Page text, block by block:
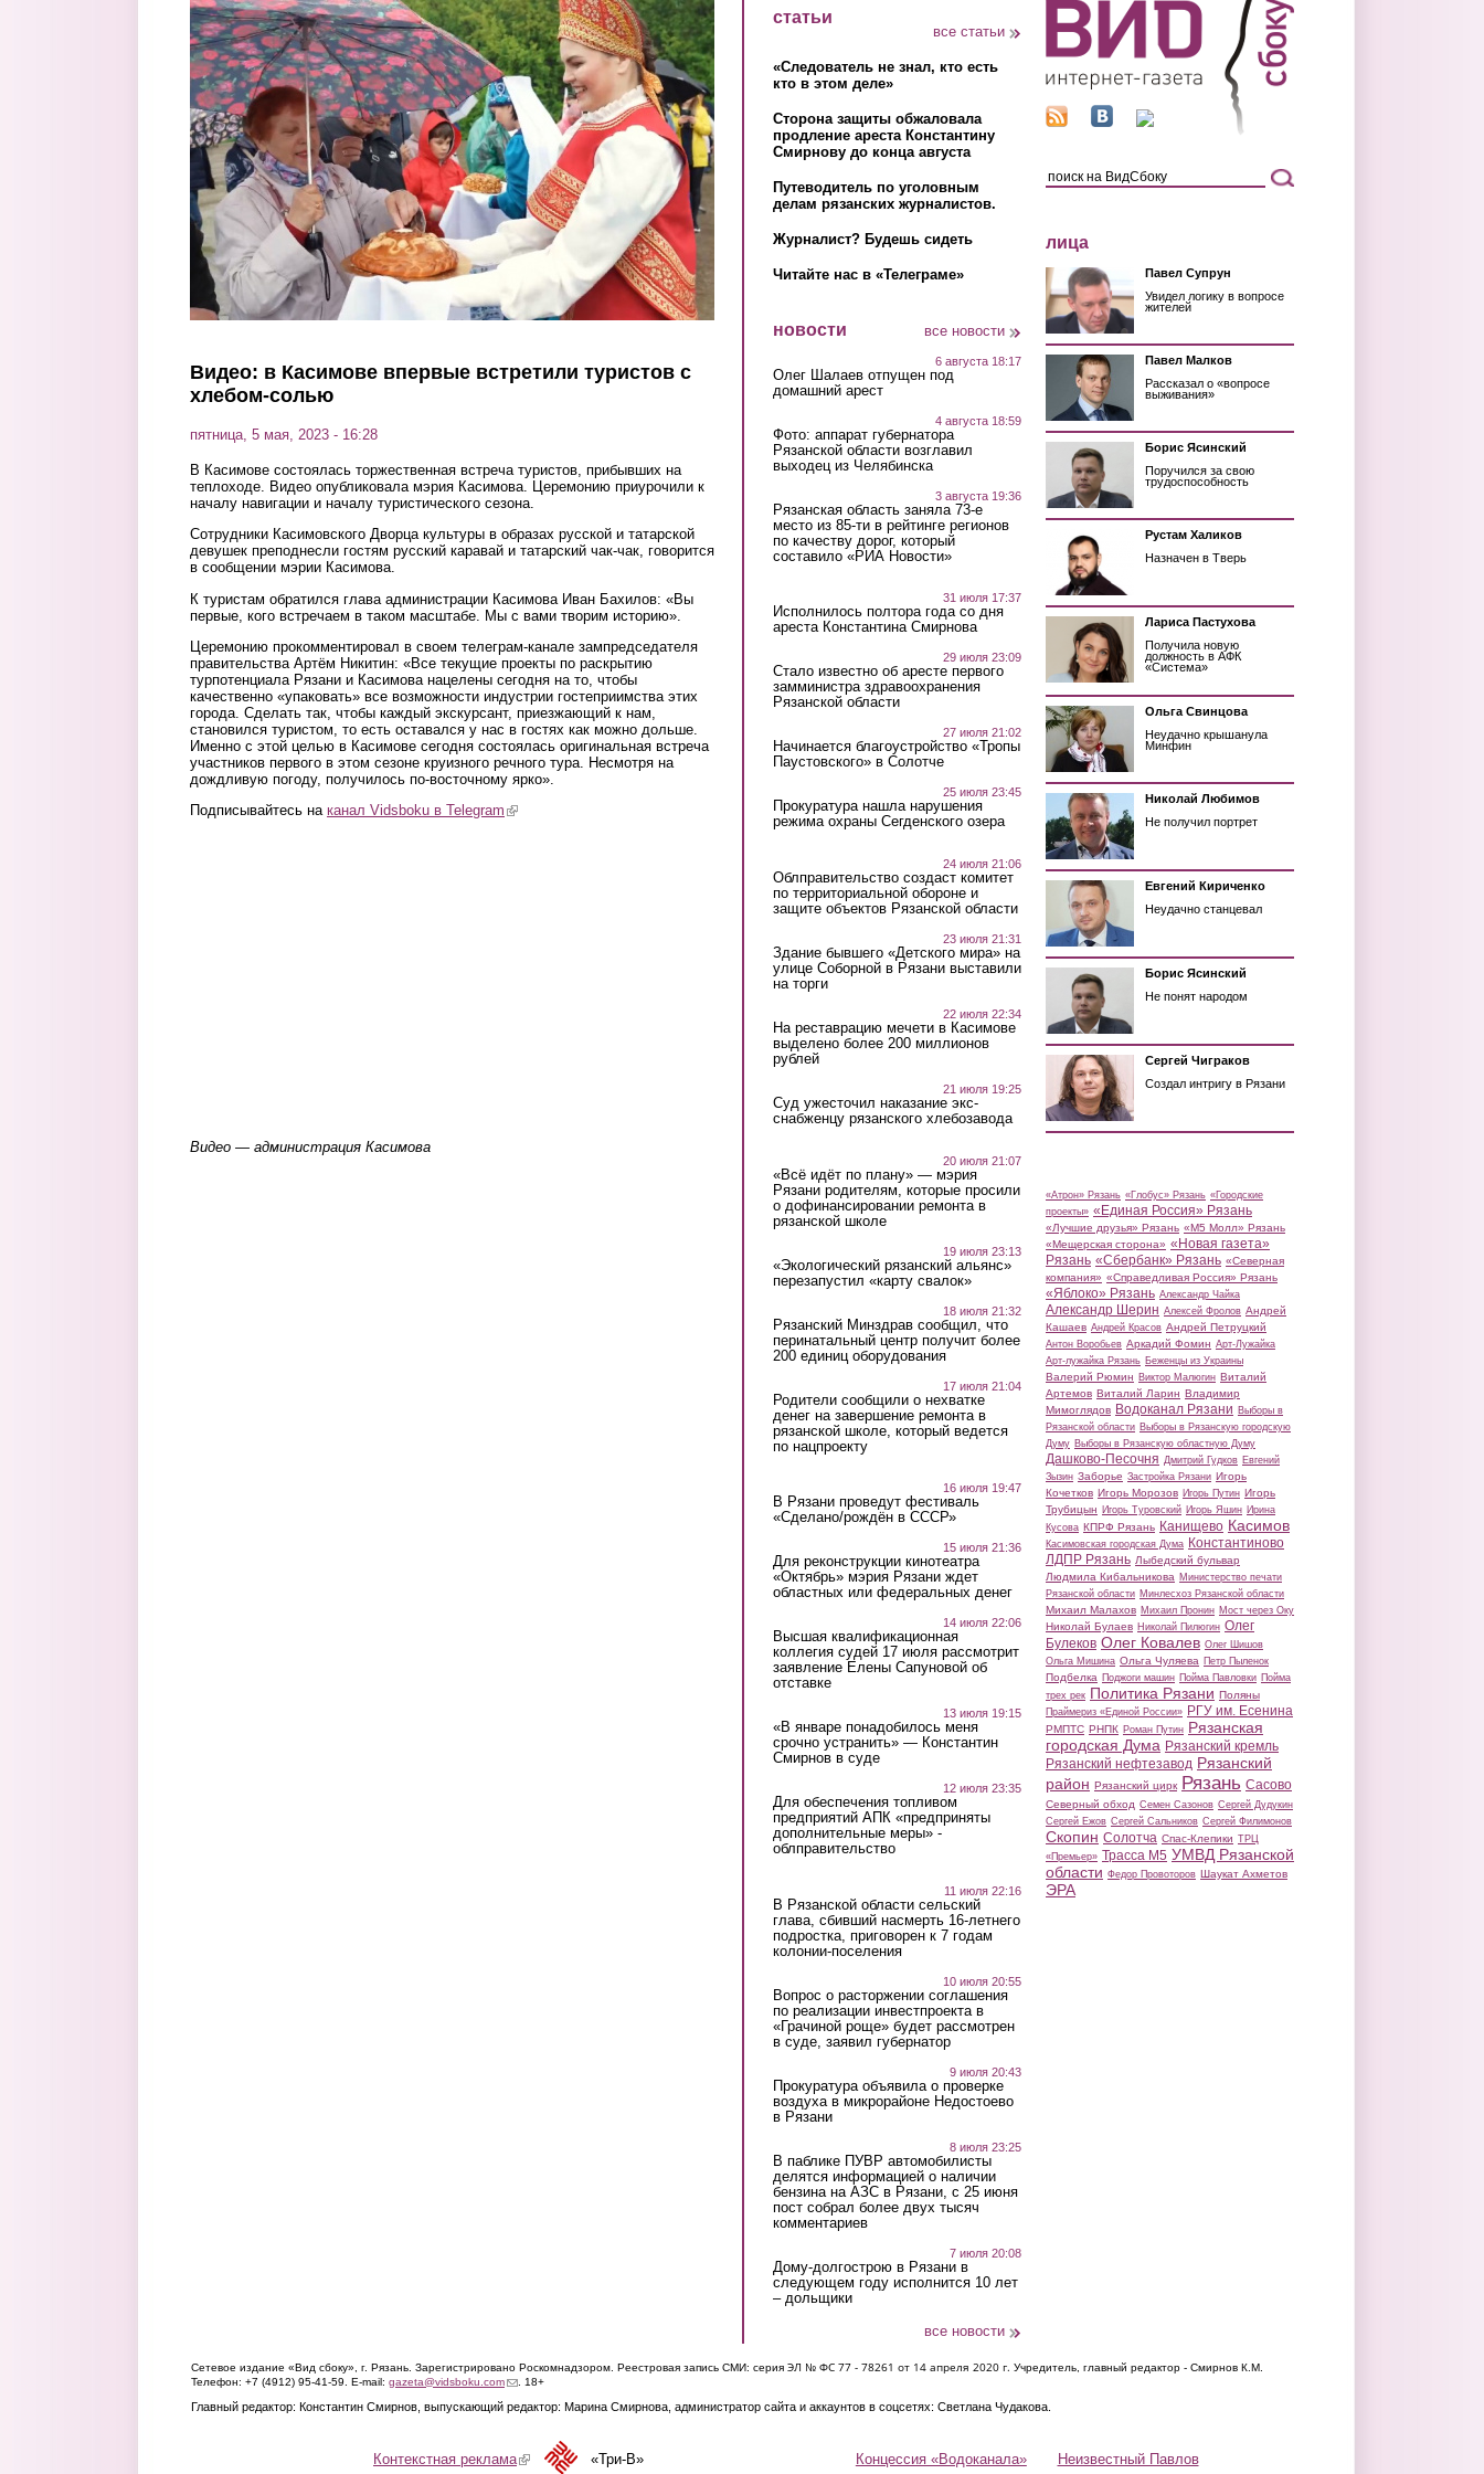
Перейти к основному содержанию
Видео: в Касимове впервые встретили туристов с
хлебом-солью
пятница, 5 мая, 2023 - 16:28
В Касимове состоялась торжественная встреча туристов, прибывших на
теплоходе. Видео опубликовала мэрия Касимова. Церемонию приурочили к
началу навигации и началу туристического сезона.
Сотрудники Касимовского Дворца культуры в образах русской и татарской
девушек преподнесли гостям русский каравай и татарский чак-чак, говорится
в сообщении мэрии Касимова.
К туристам обратился глава администрации Касимова Иван Бахилов: «Вы
первые, кого встречаем в таком масштабе. Мы с вами творим историю».
Церемонию прокомментировал в своем телеграм-канале зампредседателя
правительства Артём Никитин: «Все текущие проекты по раскрытию
турпотенциала Рязани и Касимова нацелены сегодня на то, чтобы
качественно «упаковать» все возможности индустрии гостеприимства этих
города. Сделать так, чтобы каждый экскурсант, приезжающий к нам,
становился туристом, то есть оставался у нас в гостях как можно дольше.
Именно с этой целью в Касимове сегодня состоялась оригинальная встреча
участников первого в этом сезоне круизного речного тура. Несмотря на
дождливую погоду, получилось по-восточному ярко».
Подписывайтесь на канал Vidsboku в Telegram (link is external)
Видео — администрация Касимова
статьи
все статьи
«Следователь не знал, кто есть
кто в этом деле»
Сторона защиты обжаловала
продление ареста Константину
Смирнову до конца августа
Путеводитель по уголовным
делам рязанских журналистов.
Журналист? Будешь сидеть
Читайте нас в «Телеграме»
новости все новости
6 августа 18:17
Олег Шалаев отпущен под
домашний арест
4 августа 18:59
Фото: аппарат губернатора
Рязанской области возглавил
выходец из Челябинска
3 августа 19:36
Рязанская область заняла 73-е
место из 85-ти в рейтинге регионов
по качеству дорог, который
составило «РИА Новости»
31 июля 17:37
Исполнилось полтора года со дня
ареста Константина Смирнова
29 июля 23:09
Стало известно об аресте первого
замминистра здравоохранения
Рязанской области
27 июля 21:02
Начинается благоустройство «Тропы
Паустовского» в Солотче
25 июля 23:45
Прокуратура нашла нарушения
режима охраны Сегденского озера
24 июля 21:06
Облправительство создаст комитет
по территориальной обороне и
защите объектов Рязанской области
23 июля 21:31
Здание бывшего «Детского мира» на
улице Соборной в Рязани выставили
на торги
22 июля 22:34
На реставрацию мечети в Касимове
выделено более 200 миллионов
рублей
21 июля 19:25
Суд ужесточил наказание экс-
снабженцу рязанского хлебозавода
20 июля 21:07
«Всё идёт по плану» — мэрия
Рязани родителям, которые просили
о дофинансировании ремонта в
рязанской школе
19 июля 23:13
«Экологический рязанский альянс»
перезапустил «карту свалок»
18 июля 21:32
Рязанский Минздрав сообщил, что
перинатальный центр получит более
200 единиц оборудования
17 июля 21:04
Родители сообщили о нехватке
денег на завершение ремонта в
рязанской школе, который ведется
по нацпроекту
16 июля 19:47
В Рязани проведут фестиваль
«Сделано/рождён в СССР»
15 июля 21:36
Для реконструкции кинотеатра
«Октябрь» мэрия Рязани ждет
областных или федеральных денег
14 июля 22:06
Высшая квалификационная
коллегия судей 17 июля рассмотрит
заявление Елены Сапуновой об
отставке
13 июля 19:15
«В январе понадобилось меня
срочно устранить» — Константин
Смирнов в суде
12 июля 23:35
Для обеспечения топливом
предприятий АПК «предприняты
дополнительные меры» -
облправительство
11 июля 22:16
В Рязанской области сельский
глава, сбивший насмерть 16-летнего
подростка, приговорен к 7 годам
колонии-поселения
10 июля 20:55
Вопрос о расторжении соглашения
по реализации инвестпроекта в
«Грачиной роще» будет рассмотрен
в суде, заявил губернатор
9 июля 20:43
Прокуратура объявила о проверке
воздуха в микрорайоне Недостоево
в Рязани
8 июля 23:25
В паблике ПУВР автомобилисты
делятся информацией о наличии
бензина на АЗС в Рязани, с 25 июня
пост собрал более двух тысяч
комментариев
7 июля 20:08
Дому-долгострою в Рязани в
следующем году исполнится 10 лет
– дольщики
все новости
лица
Павел Супрун
Увидел логику в вопросе
жителей
Павел Малков
Рассказал о «вопросе
выживания»
Борис Ясинский
Поручился за свою
трудоспособность
Рустам Халиков
Назначен в Тверь
Лариса Пастухова
Получила новую
должность в АФК
«Система»
Ольга Свинцова
Неудачно крышанула
Минфин
Николай Любимов
Не получил портрет
Евгений Кириченко
Неудачно станцевал
Борис Ясинский
Не понят народом
Сергей Чиграков
Создал интригу в Рязани
«Атрон» Рязань «Глобус» Рязань «Городские
проекты» «Единая Россия» Рязань
«Лучшие друзья» Рязань «М5 Молл» Рязань
«Мещерская сторона» «Новая газета»
Рязань «Сбербанк» Рязань «Северная
компания» «Справедливая Россия» Рязань
«Яблоко» Рязань Александр Чайка
Александр Шерин Алексей Фролов Андрей
Кашаев Андрей Красов Андрей Петруцкий
Антон Воробьев Аркадий Фомин Арт-Лужайка
Арт-лужайка Рязань Беженцы из Украины
Валерий Рюмин Виктор Малюгин Виталий
Артемов Виталий Ларин Владимир
Мимоглядов Водоканал Рязани Выборы в
Рязанской области Выборы в Рязанскую городскую
Думу Выборы в Рязанскую областную Думу
Дашково-Песочня Дмитрий Гудков Евгений
Зызин Заборье Застройка Рязани Игорь
Кочетков Игорь Морозов Игорь Путин Игорь
Трубицын Игорь Туровский Игорь Яшин Ирина
Кусова КПРФ Рязань Канищево Касимов
Касимовская городская Дума Константиново
ЛДПР Рязань Лыбедский бульвар
Людмила Кибальникова Министерство печати
Рязанской области Минлесхоз Рязанской области
Михаил Малахов Михаил Пронин Мост через Оку
Николай Булаев Николай Пилюгин Олег
Булеков Олег Ковалев Олег Шишов
Ольга Мишина Ольга Чуляева Петр Пыленок
Подбелка Поджоги машин Пойма Павловки Пойма
трех рек Политика Рязани Поляны
Праймериз «Единой России» РГУ им. Есенина
РМПТС РНПК Роман Путин Рязанская
городская Дума Рязанский кремль
Рязанский нефтезавод Рязанский
район Рязанский цирк Рязань Сасово
Северный обход Семен Сазонов Сергей Дудукин
Сергей Ежов Сергей Сальников Сергей Филимонов
Скопин Солотча Спас-Клепики ТРЦ
«Премьер» Трасса М5 УМВД Рязанской
области Федор Провоторов Шаукат Ахметов
ЭРА
Сетевое издание «Вид сбоку», г. Рязань. Зарегистрировано Роскомнадзором. Реестровая запись СМИ: серия ЭЛ № ФС 77 - 78261 от 14 апреля 2020 г. Учредитель, главный редактор - Смирнов К.М.
Телефон: +7 (4912) 95-41-59. E-mail: gazeta@vidsboku.com(link sends e-mail)
. 18+
Главный редактор: Константин Смирнов, выпускающий редактор: Марина Смирнова, администратор сайта и аккаунтов в соцсетях: Светлана Чудакова.
Концессия «Водоканала» Неизвестный Павлов
Контекстная реклама(link is external)«Три-В»